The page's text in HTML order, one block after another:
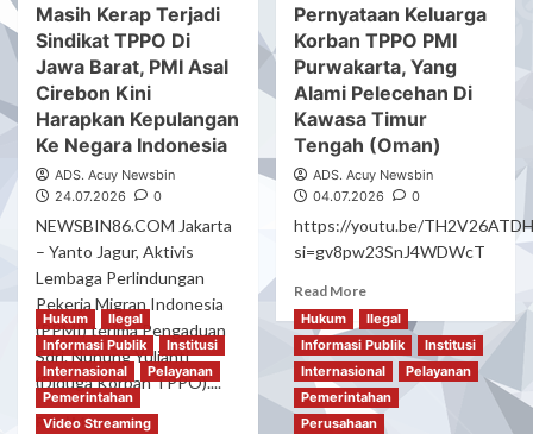
Dua
Sertifikat,
Satu
Titik
“BPN
Lampung
Selatan
Disorot,
Dugaan
Bertanda
Tangan
Orang
Yang
Telah
Meninggal
Justru
Menjadi
Minta
Tindak
Tegas..!!!
Oknum
TPPO
Yang
Menyiksa,
Dan
Menelantarkan
Asal
Utara
Di
Oman
Masih Kerap Terjadi
Sindikat TPPO Di
Jawa Barat, PMI Asal
Cirebon Kini
Harapkan Kepulangan
Ke Negara Indonesia
ADS. Acuy Newsbin
24.07.2026
0
NEWSBIN86.COM Jakarta
– Yanto Jagur, Aktivis
Lembaga Perlindungan
Pekerja Migran Indonesia
(PPMI) terima Pengaduan
Sdri. Nunung Yulianti
(Diduga Korban TPPO)....
Read MoreRead
Pernyataan Keluarga
Korban TPPO PMI
Purwakarta, Yang
Alami Pelecehan Di
Kawasa Timur
Tengah (Oman)
ADS. Acuy Newsbin
04.07.2026
0
https://youtu.be/
si=gv8pw23SnJ4WDWcT
Read MoreRead
more
about
Pernyataan
Keluarga
Korban
TPPO
Hukum
Ilegal
Informasi Publik
Institusi
Internasional
Pelayanan
Pemerintahan
Video Streaming
Hukum
Ilegal
Informasi Publik
Institusi
Internasional
Pelayanan
Pemerintahan
Perusahaan